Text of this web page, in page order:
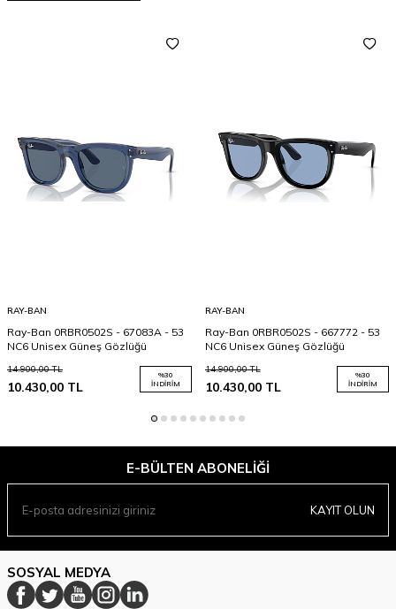
RAY-BAN
Ray-Ban 0RBR0502S - 67083A - 53
NC6 Unisex Güneş Gözlüğü
14.900,00TL
10.430,00 TL
%30
İNDIRIM
RAY-BAN
Ray-Ban 0RBR0502S - 667772 - 53
NC6 Unisex Güneş Gözlüğü
14.900,00TL
10.430,00TL
%30
İNDIRIM
E-BÜLTEN ABONELIĞI
KAYIT OLUN
SOSYAL MEDYA